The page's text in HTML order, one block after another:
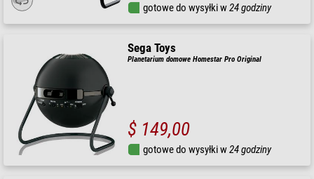
gotowe do wysyłki w24 godziny
Sega Toys
Planetarium domowe Homestar Pro Original
$ 149,00
gotowe do wysyłki w24 godziny